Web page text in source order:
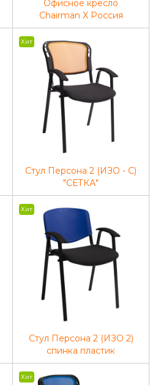
Офисное кресло
Chairman X Россия
черный/красный
Хит
Стул Персона 2 (ИЗО - С)
"СЕТКА"
Хит
Стул Персона 2 (ИЗО 2)
спинка пластик
Хит